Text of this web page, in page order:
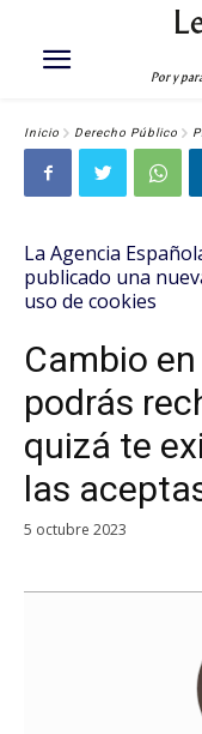
Por y
Inicio Derecho Público
La Agencia
publicado una
uso de cookies
Cambio
podrás
quizá te
las
5 octubre 2023